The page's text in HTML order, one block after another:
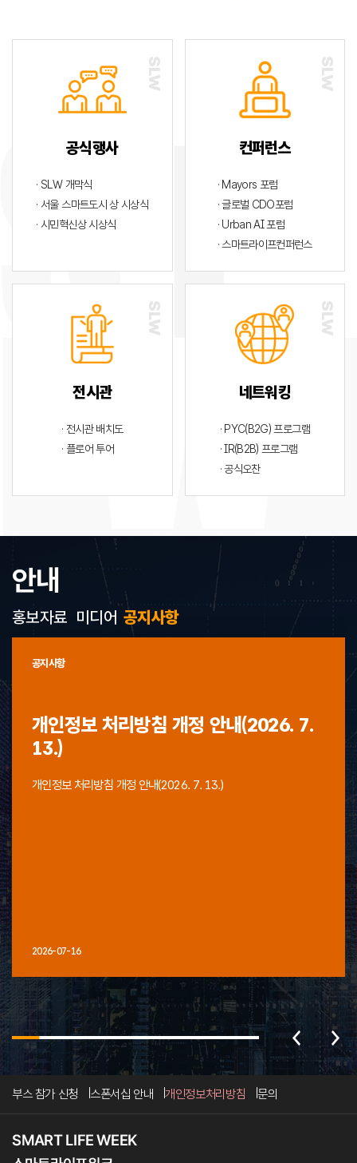
공식행사
· SLW 개막식
· 서울 스마트도시 상 시상식
· 시민혁신상 시상식
컨퍼런스
· Mayors 포럼
· 글로벌 CDO포럼
· Urban AI 포럼
· 스마트라이프컨퍼런스
전시관
· 전시관 배치도
· 플로어 투어
네트워킹
· PYC(B2G) 프로그램
· IR(B2B) 프로그램
· 공식오찬
안내
공지사항
공지사항
개인정보 처리방침 개정 안내(2026. 7.
13.)
개인정보 처리방침 개정 안내(2026. 7. 13.)
2026-07-16
홍보자료 미디어
부스 참가 신청 스폰서십 안내 개인정보처리방침 문의